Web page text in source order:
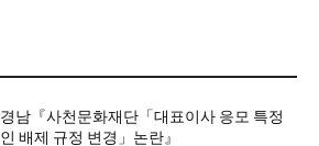
경남『사천문화재단「대표이사 응모 특정
인 배제 규정 변경」논란』